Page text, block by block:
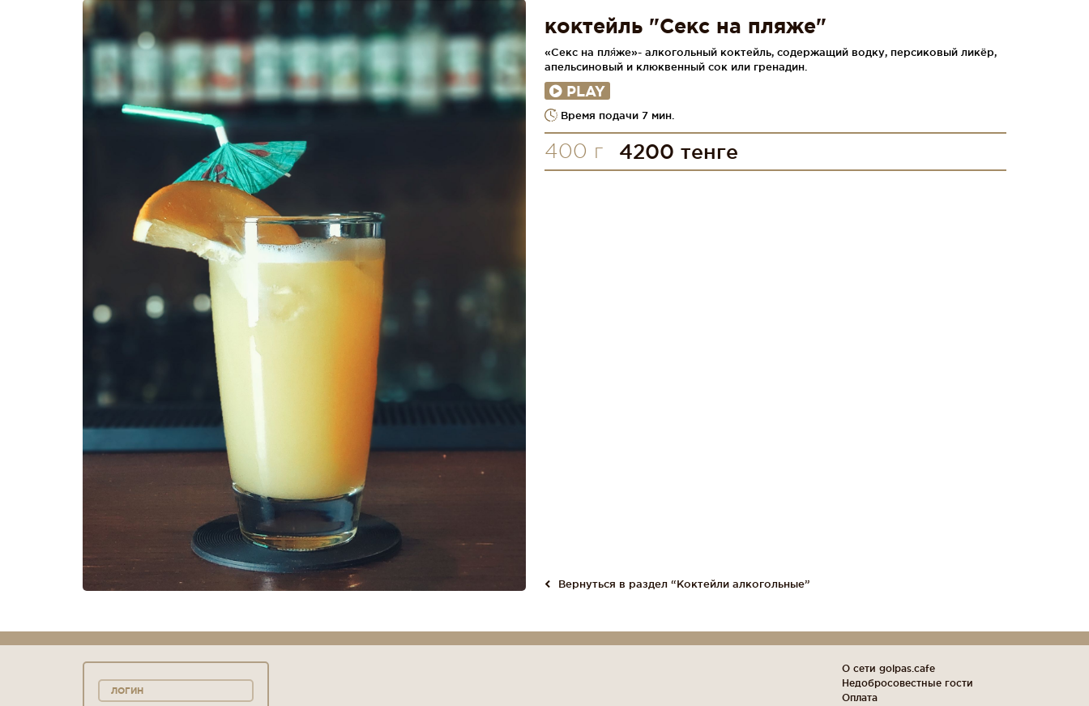
коктейль "Секс на пляже"
«Секс на пля́же»- алкогольный коктейль, содержащий водку, персиковый ликёр,
апельсиновый и клюквенный сок или гренадин.
PLAY
Время подачи 7 мин.
400 г 4200 тенге
Вернуться в раздел “Коктейли алкогольные”
О сети golpas.cafe
Недобросовестные гости
Оплата